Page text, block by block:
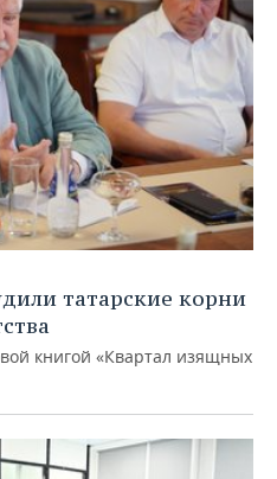
татарские корни
книгой «Квартал изящных